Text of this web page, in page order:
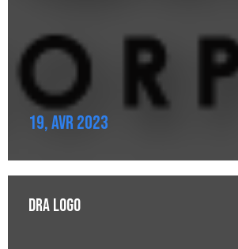
19, Avr 2023
DRA Logo